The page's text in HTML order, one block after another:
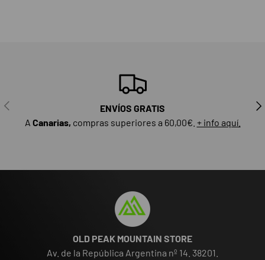
ANTERIOR
ENVÍOS GRATIS
A Canarias, compras superiores a 60,00€. + info aquí.
OLD PEAK MOUNTAIN STORE
Av. de la República Argentina nº 14. 38201.